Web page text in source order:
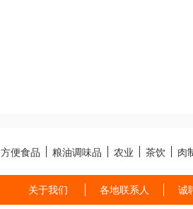
方便食品 粮油调味品 农业 茶饮 肉
关于我们 各地联系人 诚